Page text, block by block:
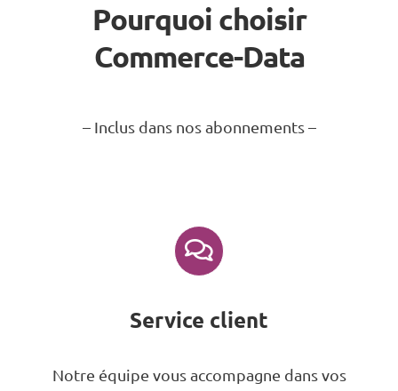
Pourquoi choisir
Commerce-Data
– Inclus dans nos abonnements –
Service client
Notre équipe vous accompagne dans vos